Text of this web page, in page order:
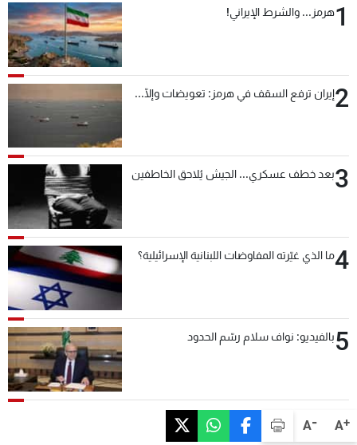
A+
A-
1هرمز... والشرط الإيراني!
2إيران ترفع السقف في هرمز: تعويضات وإلّا...
3بعد خطف عسكري... الجيش يُلاحق الخاطفين
4ما الذي غيّرته المفاوضات اللبنانية الإسرائيلية؟
5بالفيديو: نواف سلام رسّم الحدود